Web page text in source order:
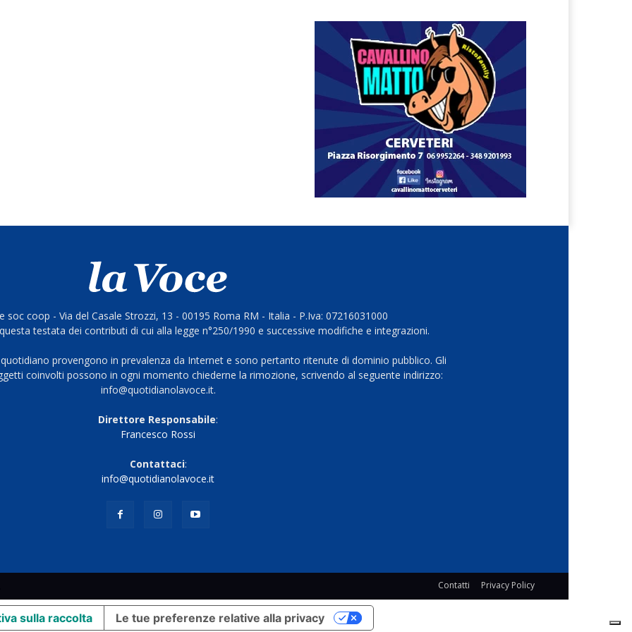
soc coop - Via del Casale Strozzi, 13 - 00195 Roma RM - Italia - P.Iva: 07216031000
testata dei contributi di cui alla legge n°250/1990 e successive modifiche e integrazioni.
provengono in prevalenza da Internet e sono pertanto ritenute di dominio pubblico. Gli
coinvolti possono in ogni momento chiederne la rimozione, scrivendo al seguente indirizzo:
info@quotidianolavoce.it.
Direttore Responsabile:
Francesco Rossi
Contattaci:
info@quotidianolavoce.it
Contatti Privacy Policy
sulla raccolta Le tue preferenze relative alla privacy